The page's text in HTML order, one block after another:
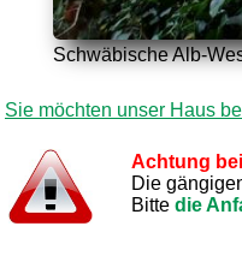
Schwäbische Alb-
Sie möchten unser Haus
Achtung
Die
Bitte die